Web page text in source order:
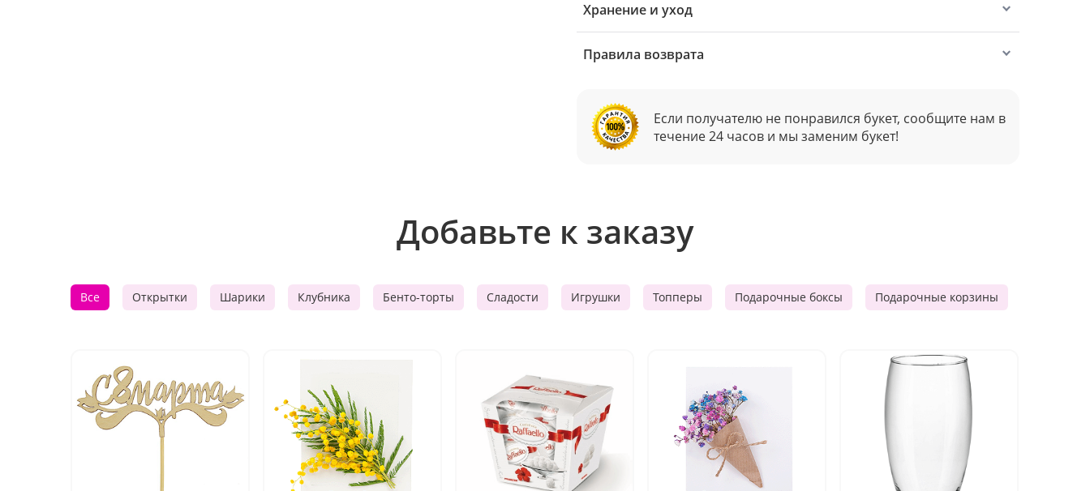
Хранение и уход
Правила возврата
Если получателю не понравился букет, сообщите нам в
течение 24 часов и мы заменим букет!
Добавьте к заказу
Все Открытки Шарики Клубника Бенто-торты Сладости Игрушки Топперы Подарочные боксы Подарочные корзины